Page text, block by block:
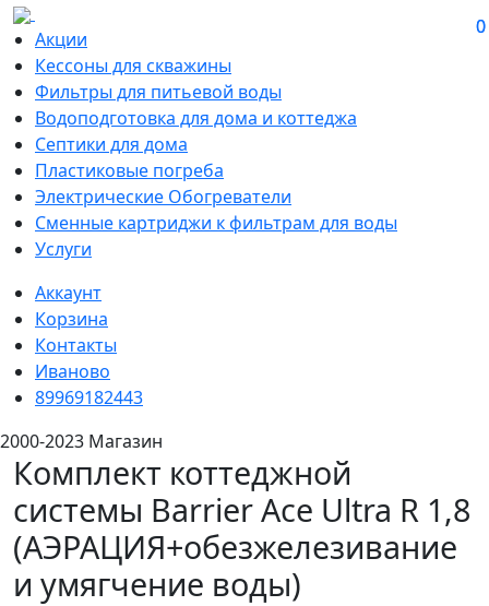
0
0
Акции
Кессоны для скважины
Фильтры для питьевой воды
Водоподготовка для дома и коттеджа
Септики для дома
Пластиковые погреба
Электрические Обогреватели
Сменные картриджи к фильтрам для воды
Услуги
Аккаунт
Корзина
Контакты
Иваново
89969182443
2000-2023 Магазин
Комплект коттеджной
системы Barrier Ace Ultra R 1,8
(АЭРАЦИЯ+обезжелезивание
и умягчение воды)